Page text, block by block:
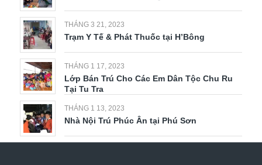
THÁNG 3 21, 2023
Trạm Y Tế & Phát Thuốc tại H’Bông
THÁNG 1 17, 2023
Lớp Bán Trú Cho Các Em Dân Tộc Chu Ru
Tại Tu Tra
THÁNG 1 13, 2023
Nhà Nội Trú Phúc Ân tại Phú Sơn